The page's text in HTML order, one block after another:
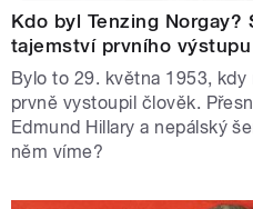
Kdo byl Tenzing Norgay?
tajemství prvního
Bylo to 29. května 1953,
prvně vystoupil člověk.
Edmund Hillary a nepálský
něm víme?